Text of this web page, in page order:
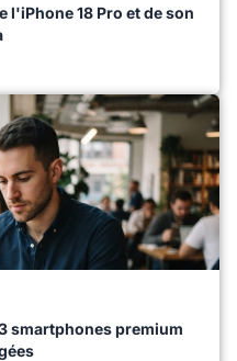
l'iPhone 18 Pro et de son
smartphones premium